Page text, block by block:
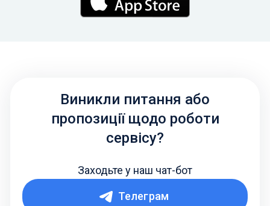
Виникли питання або
пропозиції щодо роботи
сервісу?
Заходьте у наш чат-бот
Телеграм